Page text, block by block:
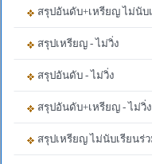
สรุปอันดับ+เหรียญ ไม่นับ
สรุปเหรียญ - ไม่วิ่ง
สรุปอันดับ - ไม่วิ่ง
สรุปอันดับ+เหรียญ - ไม่วิ่ง
สรุปเหรียญ ไม่นับเรียนร่ว